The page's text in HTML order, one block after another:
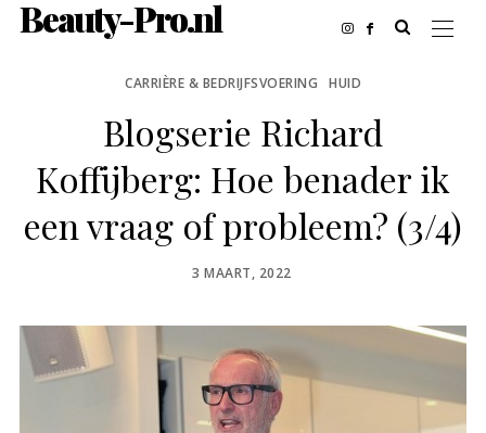
Beauty-Pro.nl
CARRIÈRE & BEDRIJFSVOERING HUID
Blogserie Richard
Koffijberg: Hoe benader ik
een vraag of probleem? (3/4)
POSTED
3 MAART, 2022